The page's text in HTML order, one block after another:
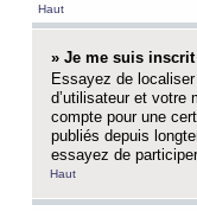
Haut
» Je me suis
Essayez de
d’utilisateur et votre
compte pour une
publiés depuis
essayez de
Haut